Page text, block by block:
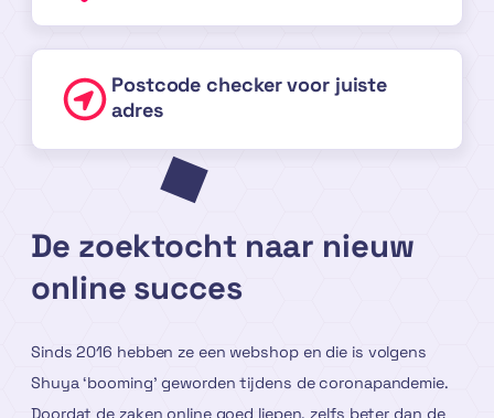
Postcode checker voor juiste
adres
De zoektocht naar nieuw
online succes
Sinds 2016 hebben ze een webshop en die is volgens
Shuya ‘booming’ geworden tijdens de coronapandemie.
Doordat de zaken online goed liepen, zelfs beter dan de